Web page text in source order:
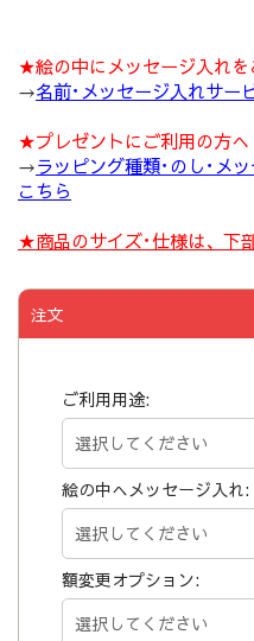
★絵の中にメッセージ入れを
→名前･メッセージ入れサー
★プレゼントにご利用の方へ
→ラッピング種類･のし･メ
こちら
★商品のサイズ･仕様は、下
注文
ご利用用途:
絵の中へメッセージ入れ:
額変更オプション: